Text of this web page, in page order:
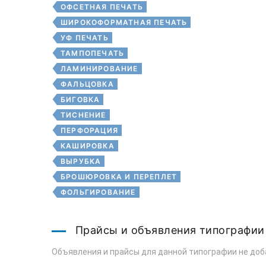
ОФСЕТНАЯ ПЕЧАТЬ
ШИРОКОФОРМАТНАЯ ПЕЧАТЬ
УФ ПЕЧАТЬ
ТАМПОПЕЧАТЬ
ЛАМИНИРОВАНИЕ
ФАЛЬЦОВКА
БИГОВКА
ТИСНЕНИЕ
ПЕРФОРАЦИЯ
КАШИРОВКА
ВЫРУБКА
БРОШЮРОВКА И ПЕРЕПЛЕТ
ФОЛЬГИРОВАНИЕ
Прайсы и объявления типографии
Объявления и прайсы для данной типографии не